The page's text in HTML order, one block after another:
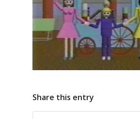
Share this entry